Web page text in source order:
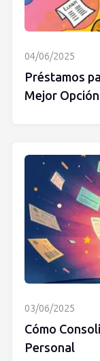
04/06/2025
Préstamos
Mejor Opción
03/06/2025
Cómo
Personal